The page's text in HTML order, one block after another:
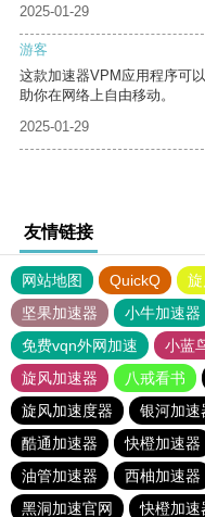
2025-01-29
游客
这款加速器VPM应用程序可
助你在网络上自由移动。
2025-01-29
友情链接
网站地图 QuickQ
坚果加速器
小牛加速器
免费vqn外网加速
小蓝
旋风加速器
八戒看书
旋风加速度器
银河加速
酷通加速器
快橙加速器
油管加速器
西柚加速器
黑洞加速官网
快橙加速